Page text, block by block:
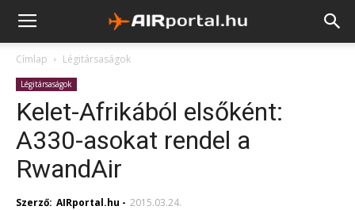
Címlap Légitársaságok
Légitársaságok
Kelet-Afrikából elsőként:
A330-asokat rendel a
RwandAir
Szerző: AIRportal.hu - 2015.03.24.